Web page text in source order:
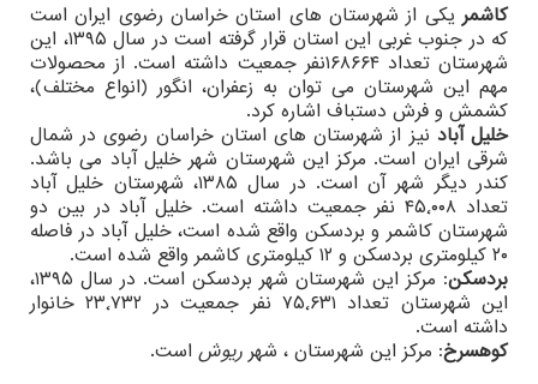
کاشمر یکی از شهرستان های استان خراسان رضوی ایران است
که در جنوب غربی این استان قرار گرفته است در سال ۱۳۹۵، این
شهرستان تعداد ۱۶۸۶۶۴نفر جمعیت داشته است. از محصولات
مهم این شهرستان می توان به زعفران، انگور (انواع مختلف)،
کشمش و فرش دستباف اشاره کرد.
خلیل آباد نیز از شهرستان های استان خراسان رضوی در شمال
شرقی ایران است. مرکز این شهرستان شهر خلیل آباد می باشد.
کندر دیگر شهر آن است. در سال ۱۳۸۵، شهرستان خلیل آباد
تعداد ۴۵٬۰۰۸ نفر جمعیت داشته است. خلیل آباد در بین دو
شهرستان کاشمر و بردسکن واقع شده است، خلیل آباد در فاصله
۲۰ کیلومتری بردسکن و ۱۲ کیلومتری کاشمر واقع شده است.
بردسکن
: مرکز این شهرستان شهر بردسکن است. در سال ۱۳۹۵،
این شهرستان تعداد ۷۵٬۶۳۱ نفر جمعیت در ۲۳٬۷۳۲ خانوار
داشته است.
کوهسرخ: مرکز این شهرستان ، شهر ریوش است.